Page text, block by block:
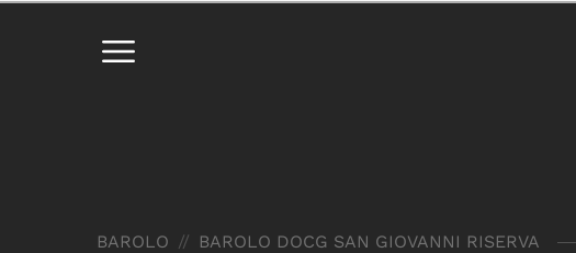
BAROLO // BAROLO DOCG SAN GIOVANNI RISERVA